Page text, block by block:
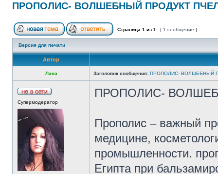
ПРОПОЛИС- ВОЛШЕБНЫЙ ПРОДУКТ
Страница 1 из 1 [ 1 сообщение ]
Версия для печати
Автор
Лана Заголовок сообщения: ПРОПОЛИС- ВОЛШЕБНЫЙ
Супермодератор
ПРОПОЛИС-
Прополис – важный
медицине,
промышленности.
Египта при